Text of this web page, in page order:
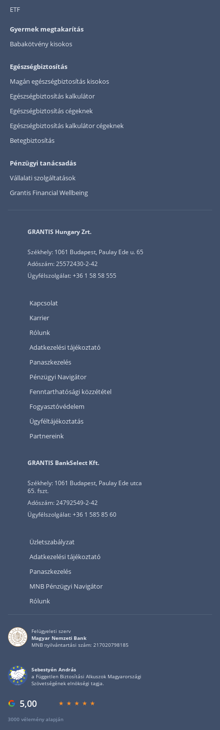
ETF
Gyermek megtakarítás
Babakötvény kisokos
Egészségbiztosítás
Magán egészségbiztosítás kisokos
Egészségbiztosítás kalkulátor
Egészségbiztosítás cégeknek
Egészségbiztosítás kalkulátor cégeknek
Betegbiztosítás
Pénzügyi tanácsadás
Vállalati szolgáltatások
Grantis Financial Wellbeing
GRANTIS Hungary Zrt.
Székhely: 1061 Budapest, Paulay Ede u. 65
Adószám: 25572430-2-42
Ügyfélszolgálat: +36 1 58 58 555
Kapcsolat
Karrier
Rólunk
Adatkezelési tájékoztató
Panaszkezelés
Pénzügyi Navigátor
Fenntarthatósági közzététel
Fogyasztóvédelem
Ügyféltájékoztatás
Partnereink
GRANTIS BankSelect Kft.
Székhely: 1061 Budapest, Paulay Ede utca
65. fszt.
Adószám: 24792549-2-42
Ügyfélszolgálat: +36 1 585 85 60
Üzletszabályzat
Adatkezelési tájékoztató
Panaszkezelés
MNB Pénzügyi Navigátor
Rólunk
Felügyeleti szerv
Magyar Nemzeti Bank
MNB nyilvántartási szám: 217020798185
Sebestyén András
a Független Biztosítási Alkuszok Magyarországi
Szövetségének elnökségi tagja.
5,00
3000 vélemény alapján